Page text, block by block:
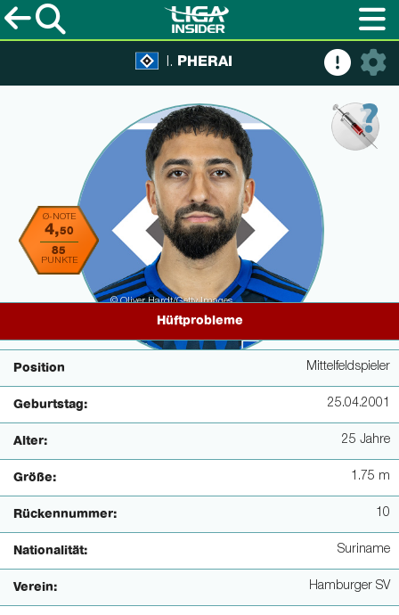
I. PHERAI
© Oliver Hardt/Getty Images
Ø-NOTE
4,50
85
PUNKTE
Hüftprobleme
Position Mittelfeldspieler
Geburtstag: 25.04.2001
Alter: 25 Jahre
Größe: 1.75 m
Rückennummer: 10
Nationalität: Suriname
Verein: Hamburger SV